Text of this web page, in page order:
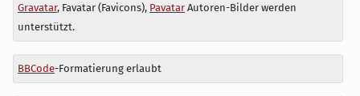
zu
Gravatar, Favatar (Favicons), PavatarAutoren-Bilder werden
unterstützt.
BBCode-Formatierung erlaubt